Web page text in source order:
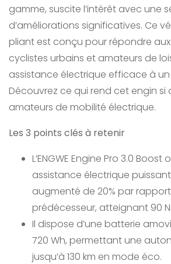
gamme, suscite l’intérêt avec une
d’améliorations significatives. Ce
pliant est conçu pour répondre
cyclistes urbains et amateurs de
assistance électrique efficace à
Découvrez ce qui rend cet engin
amateurs de mobilité électrique.
Les 3 points clés à retenir
L’ENGWE Engine Pro 3.0 Boost
assistance électrique
augmenté de 20% par
prédécesseur, atteignant 90
Il dispose d’une batterie
720 Wh, permettant une
jusqu’à 130 km en mode éco.